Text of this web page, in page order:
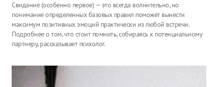
Свидание (особенно первое) — это всегда волнительно, но
понимание определенных базовых правил поможет вынести
максимум позитивных эмоций практически из любой встречи.
Подробнее о том, что стоит помнить, собираясь к потенциальному
партнеру, рассказывает психолог.